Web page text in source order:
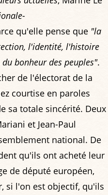
qu'elle pense que "la
l'identité, l'histoire
bonheur des peuples".
de l'électorat de la
courtise en paroles
sa totale sincérité. Deux
et Jean-Paul
national. De
qu'ils ont acheté leur
de député européen,
si l'on est objectif, qu'ils